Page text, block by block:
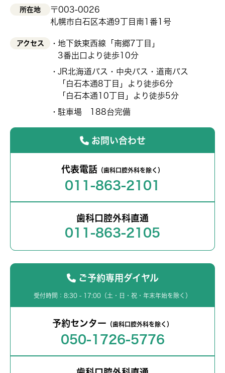
所在地
〒003-0026
札幌市白石区本通9丁目南1番1号
アクセス
地下鉄東西線「南郷7丁目」
3番出口より徒歩10分
JR北海道バス・中央バス・道南バス
「白石本通8丁目」より徒歩6分
「白石本通10丁目」より徒歩5分
駐車場 188台完備
お問い合わせ
代表電話 （歯科口腔外科を除く）
011-863-2101
歯科口腔外科直通
011-863-2105
ご予約専用ダイヤル
受付時間：8:30 - 17:00（土・日・祝・年末年始を除く）
予約センター （歯科口腔外科を除く）
050-1726-5776